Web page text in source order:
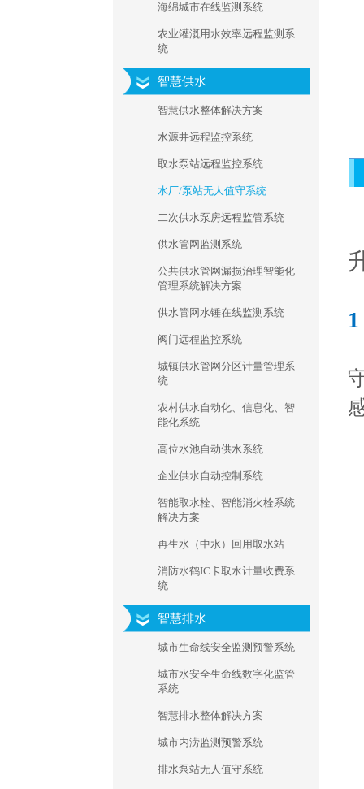
海绵城市在线监测系统
农业灌溉用水效率远程监测系
统
智慧供水
智慧供水整体解决方案
水源井远程监控系统
取水泵站远程监控系统
水厂/泵站无人值守系统
二次供水泵房远程监管系统
供水管网监测系统
公共供水管网漏损治理智能化
管理系统解决方案
供水管网水锤在线监测系统
阀门远程监控系统
城镇供水管网分区计量管理系
统
农村供水自动化、信息化、智
能化系统
高位水池自动供水系统
企业供水自动控制系统
智能取水栓、智能消火栓系统
解决方案
再生水（中水）回用取水站
消防水鹤IC卡取水计量收费系
统
智慧排水
城市生命线安全监测预警系统
城市水安全生命线数字化监管
系统
智慧排水整体解决方案
城市内涝监测预警系统
排水泵站无人值守系统